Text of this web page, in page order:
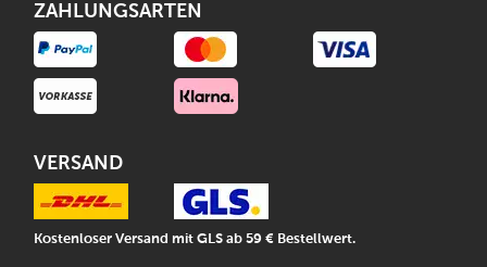
ZAHLUNGSARTEN
VERSAND
Kostenloser Versand mit GLS ab 59 € Bestellwert.